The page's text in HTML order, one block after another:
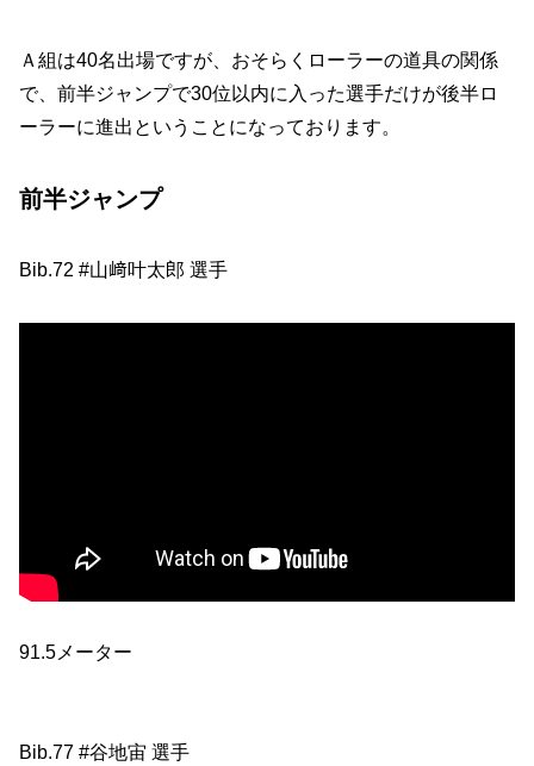
Ａ組は40名出場ですが、おそらくローラーの道具の関係
で、前半ジャンプで30位以内に入った選手だけが後半ロ
ーラーに進出ということになっております。
前半ジャンプ
Bib.72 #山﨑叶太郎 選手
91.5メーター
Bib.77 #谷地宙 選手